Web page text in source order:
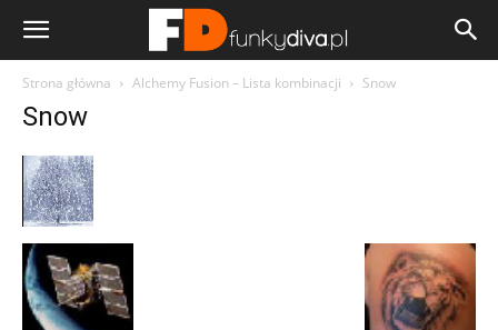
Strona główna Alchemy Fusion – Lista kombinacji Snow
Snow